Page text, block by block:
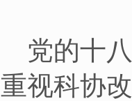
的十八
视科协